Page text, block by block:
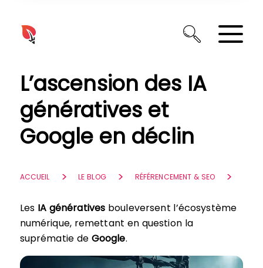
L’ascension des IA
génératives et
Google en déclin
ACCUEIL LE BLOG RÉFÉRENCEMENT & SEO
Les IA génératives bouleversent l’écosystème
numérique, remettant en question la
suprématie de Google.